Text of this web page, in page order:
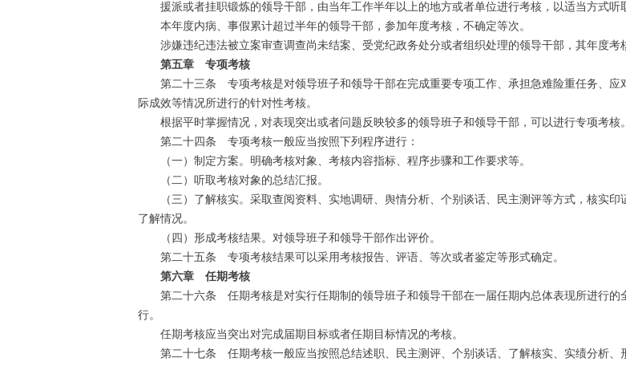
援派或者挂职锻炼的领导干部，由当年工作半年以上的地方或者单位进行考核，以适当方式听
本年度内病、事假累计超过半年的领导干部，参加年度考核，不确定等次。
涉嫌违纪违法被立案审查调查尚未结案、受党纪政务处分或者组织处理的领导干部，其年度考
第五章 专项考核
第二十三条 专项考核是对领导班子和领导干部在完成重要专项工作、承担急难险重任务、应
际成效等情况所进行的针对性考核。
根据平时掌握情况，对表现突出或者问题反映较多的领导班子和领导干部，可以进行专项考核。
第二十四条 专项考核一般应当按照下列程序进行：
（一）制定方案。明确考核对象、考核内容指标、程序步骤和工作要求等。
（二）听取考核对象的总结汇报。
（三）了解核实。采取查阅资料、实地调研、舆情分析、个别谈话、民主测评等方式，核实印
了解情况。
（四）形成考核结果。对领导班子和领导干部作出评价。
第二十五条 专项考核结果可以采用考核报告、评语、等次或者鉴定等形式确定。
第六章 任期考核
第二十六条 任期考核是对实行任期制的领导班子和领导干部在一届任期内总体表现所进行的
行。
任期考核应当突出对完成届期目标或者任期目标情况的考核。
第二十七条 任期考核一般应当按照总结述职、民主测评、个别谈话、了解核实、实绩分析、